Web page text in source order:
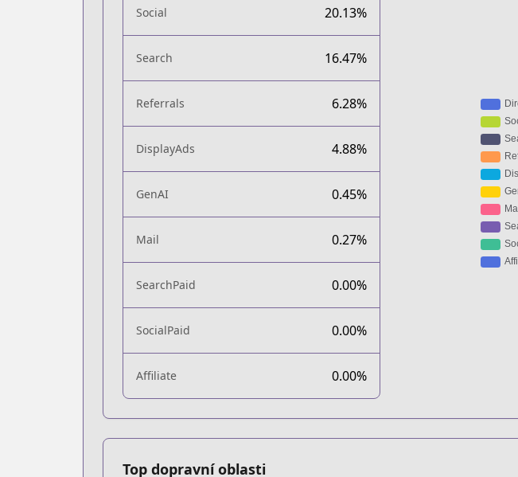
Social 20.13%
Search 16.47%
Referrals 6.28%
DisplayAds 4.88%
GenAI 0.45%
Mail 0.27%
SearchPaid 0.00%
SocialPaid 0.00%
Affiliate 0.00%
Top dopravní oblasti